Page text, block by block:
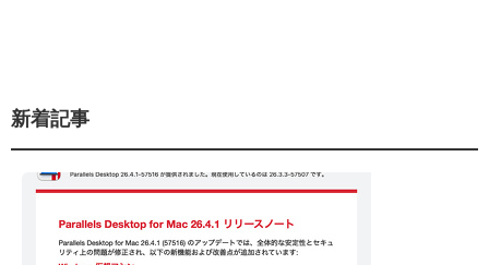
新着記事